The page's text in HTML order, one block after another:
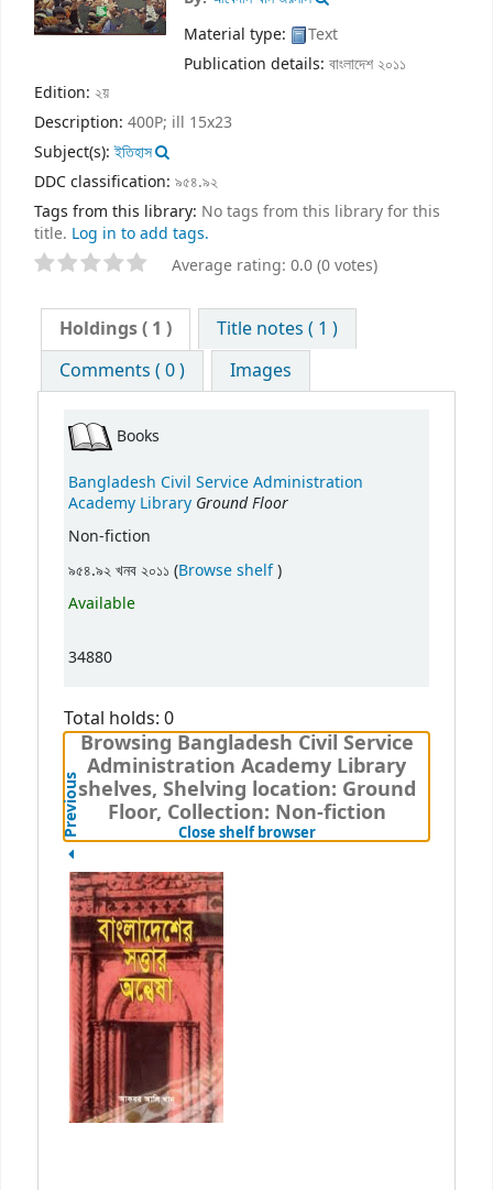
Material type:
Text
Publication details: বাংলাদেশ২০১১
Edition: ২য়
Description: 400P; ill 15x23
Subject(s):ইতিহাস
DDC classification: ৯৫৪.৯২
Tags from this library: No tags from this library for this
title. Log in to add tags.
Average rating: 0.0 (0 votes)
Holdings( 1 )
Title notes ( 1 )
Comments ( 0 )
Images
Books
Bangladesh Civil Service Administration
Academy Library Ground Floor
Non-fiction
৯৫৪.৯২ খনব ২০১১ (Browse shelf(Opens below)
)
Available
34880
Total holds: 0
Browsing Bangladesh Civil Service
Administration Academy Library
shelves, Shelving location: Ground
Floor, Collection: Non-fiction
Close shelf browser(Hides shelf browser)
Previous